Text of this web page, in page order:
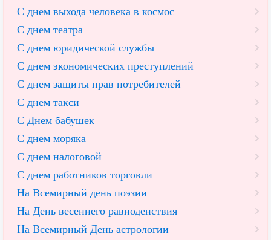
С днем выхода человека в космос
С днем театра
С днем юридической службы
С днем экономических преступлений
С днем защиты прав потребителей
С днем такси
С Днем бабушек
С днем моряка
С днем налоговой
С днем работников торговли
На Всемирный день поэзии
На День весеннего равноденствия
На Всемирный День астрологии